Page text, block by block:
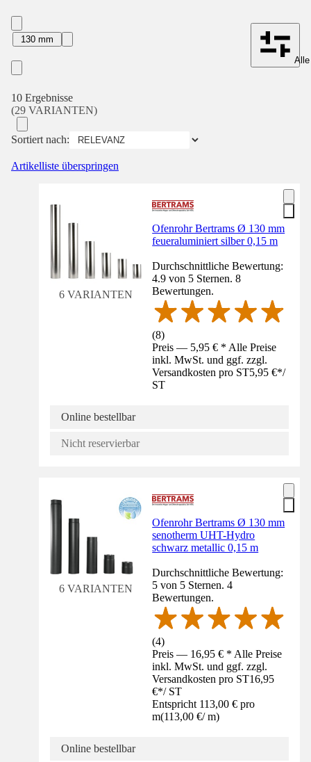
130 mm
10 Ergebnisse
(29 VARIANTEN)
Sortiert nach:
Artikelliste überspringen
6 VARIANTEN
Ofenrohr Bertrams Ø 130 mm
feueraluminiert silber 0,15 m
Durchschnittliche Bewertung:
4.9 von 5 Sternen. 8
Bewertungen.
(8)
Preis — 5,95 € * Alle Preise
inkl. MwSt. und ggf. zzgl.
Versandkosten pro ST5,95 €*/
ST
Online bestellbar
Nicht reservierbar
6 VARIANTEN
Ofenrohr Bertrams Ø 130 mm
senotherm UHT-Hydro
schwarz metallic 0,15 m
Durchschnittliche Bewertung:
5 von 5 Sternen. 4
Bewertungen.
(4)
Preis — 16,95 € * Alle Preise
inkl. MwSt. und ggf. zzgl.
Versandkosten pro ST16,95
€*/ ST
Entspricht 113,00 € pro
m(113,00 €/ m)
Online bestellbar